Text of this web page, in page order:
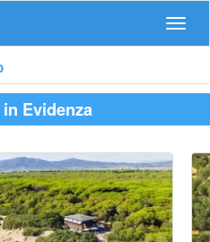
Evidenza